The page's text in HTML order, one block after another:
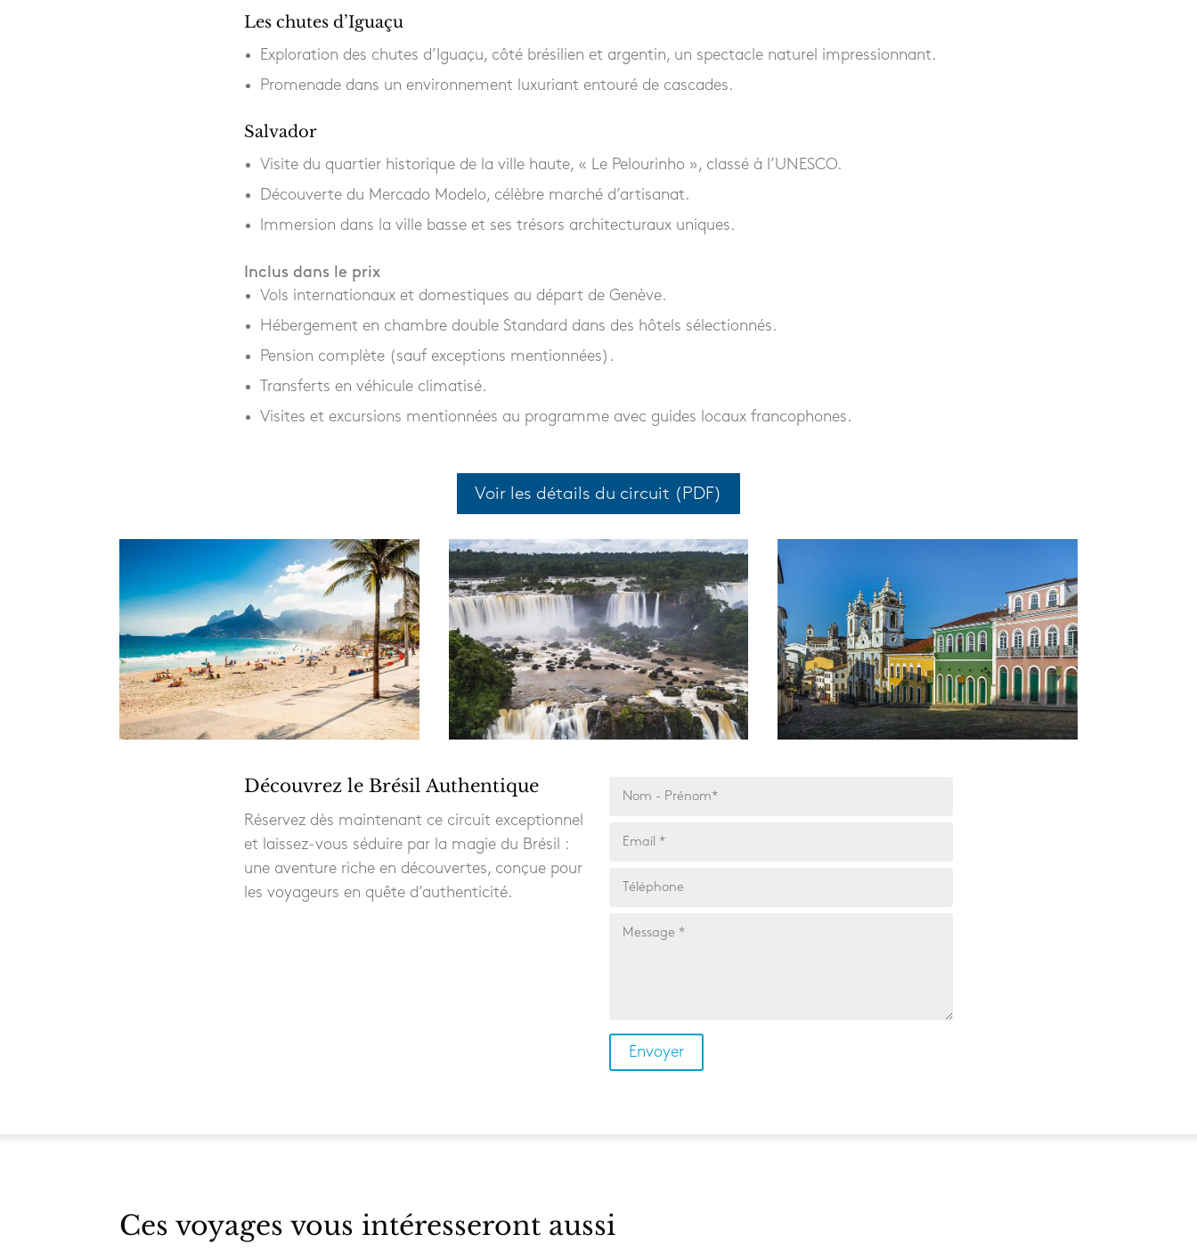
Les chutes d’Iguaçu
Exploration des chutes d’Iguaçu, côté brésilien et argentin, un spectacle naturel impressionnant.
Promenade dans un environnement luxuriant entouré de cascades.
Salvador
Visite du quartier historique de la ville haute, « Le Pelourinho », classé à l’UNESCO.
Découverte du Mercado Modelo, célèbre marché d’artisanat.
Immersion dans la ville basse et ses trésors architecturaux uniques.
Inclus dans le prix
Vols internationaux et domestiques au départ de Genève.
Hébergement en chambre double Standard dans des hôtels sélectionnés.
Pension complète (sauf exceptions mentionnées).
Transferts en véhicule climatisé.
Visites et excursions mentionnées au programme avec guides locaux francophones.
Voir les détails du circuit (PDF)
Découvrez le Brésil Authentique
Réservez dès maintenant ce circuit exceptionnel
et laissez-vous séduire par la magie du Brésil :
une aventure riche en découvertes, conçue pour
les voyageurs en quête d’authenticité.
Ces voyages vous intéresseront aussi